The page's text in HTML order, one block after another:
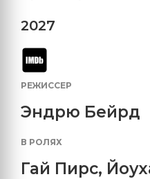
2027
РЕЖИССЕР
Эндрю Бейрд
В РОЛЯХ
Гай Пирс,